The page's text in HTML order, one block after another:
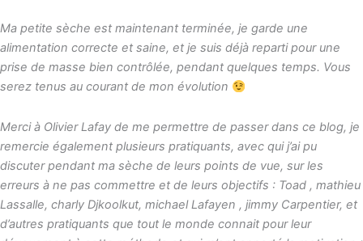
Ma petite sèche est maintenant terminée, je garde une
alimentation correcte et saine, et je suis déjà reparti pour une
prise de masse bien contrôlée, pendant quelques temps. Vous
serez tenus au courant de mon évolution
Merci à Olivier Lafay de me permettre de passer dans ce blog, je
remercie également plusieurs pratiquants, avec qui j’ai pu
discuter pendant ma sèche de leurs points de vue, sur les
erreurs à ne pas commettre et de leurs objectifs : Toad , mathieu
Lassalle, charly Djkoolkut, michael Lafayen , jimmy Carpentier, et
d’autres pratiquants que tout le monde connait pour leur